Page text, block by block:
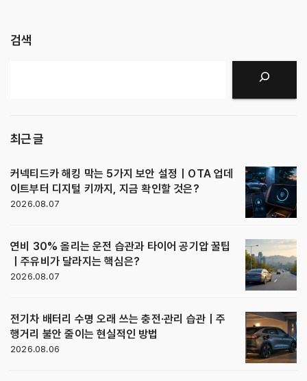
검색
최근 글
커넥티드카 해킹 막는 5가지 보안 설정｜OTA 업데
이트부터 디지털 키까지, 지금 확인할 것은?
2026.08.07
연비 30% 올리는 운전 습관과 타이어 공기압 꿀팁
｜주유비가 달라지는 핵심은?
2026.08.07
전기차 배터리 수명 오래 쓰는 충전·관리 습관｜주
행거리 불안 줄이는 현실적인 방법
2026.08.06